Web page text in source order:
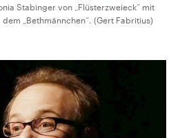
Stabinger von „Flüsterzweieck“ mit
„Bethmännchen“. (Gert Fabritius)